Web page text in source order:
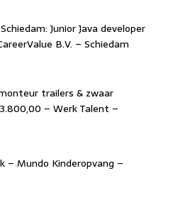
Junior Java developer
B.V. – Schiedam
trailers & zwaar
– Werk Talent –
– Mundo Kinderopvang –